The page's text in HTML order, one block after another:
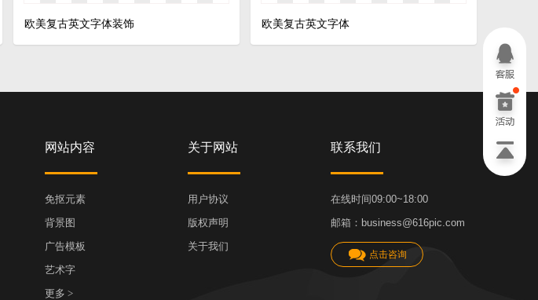
欧美复古英文字体装饰 欧美复古英文字体
网站内容
免抠元素
背景图
广告模板
艺术字
更多 >
关于网站
用户协议
版权声明
关于我们
联系我们
在线时间09:00~18:00
邮箱：business@616pic.com
点击咨询